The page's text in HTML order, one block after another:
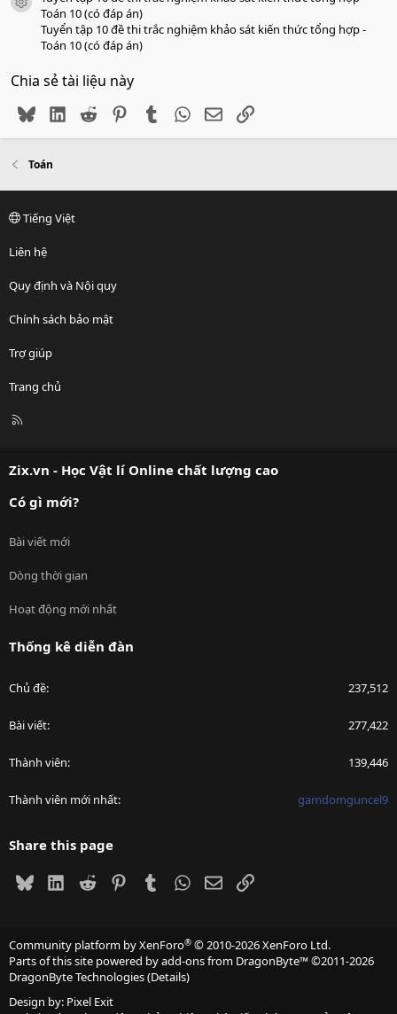
icon tài liệu
Toán 10 (có đáp án)
Tuyển tập 10 đề thi trắc nghiệm khảo sát kiến thức tổng hợp -
Toán 10 (có đáp án)
Chia sẻ tài liệu này
BlueskyLinkedIn
Reddit PinterestTumblr WhatsApp
EmailLink
Toán
Tiếng Việt
Liên hệ
Quy định và Nội quy
Chính sách bảo mật
Trợ giúp
Trang chủ
R
Zix.vn - Học Vật lí Online chất lượng cao
Có gì mới?
Bài viết mới
Dòng thời gian
Hoạt động mới nhất
Thống kê diễn đàn
Chủ đề 237,512
Bài viết 277,422
Thành viên 139,446
Thành viên mới nhất gamdomguncel9
Share this page
BlueskyLinkedIn
Reddit PinterestTumblrWhatsApp
EmailLink
Community platform by XenForo® © 2010-2026 XenForo Ltd.
Parts of this site powered byadd-ons from DragonByte™©2011-2026
DragonByte Technologies(Details)
Design by: Pixel Exit